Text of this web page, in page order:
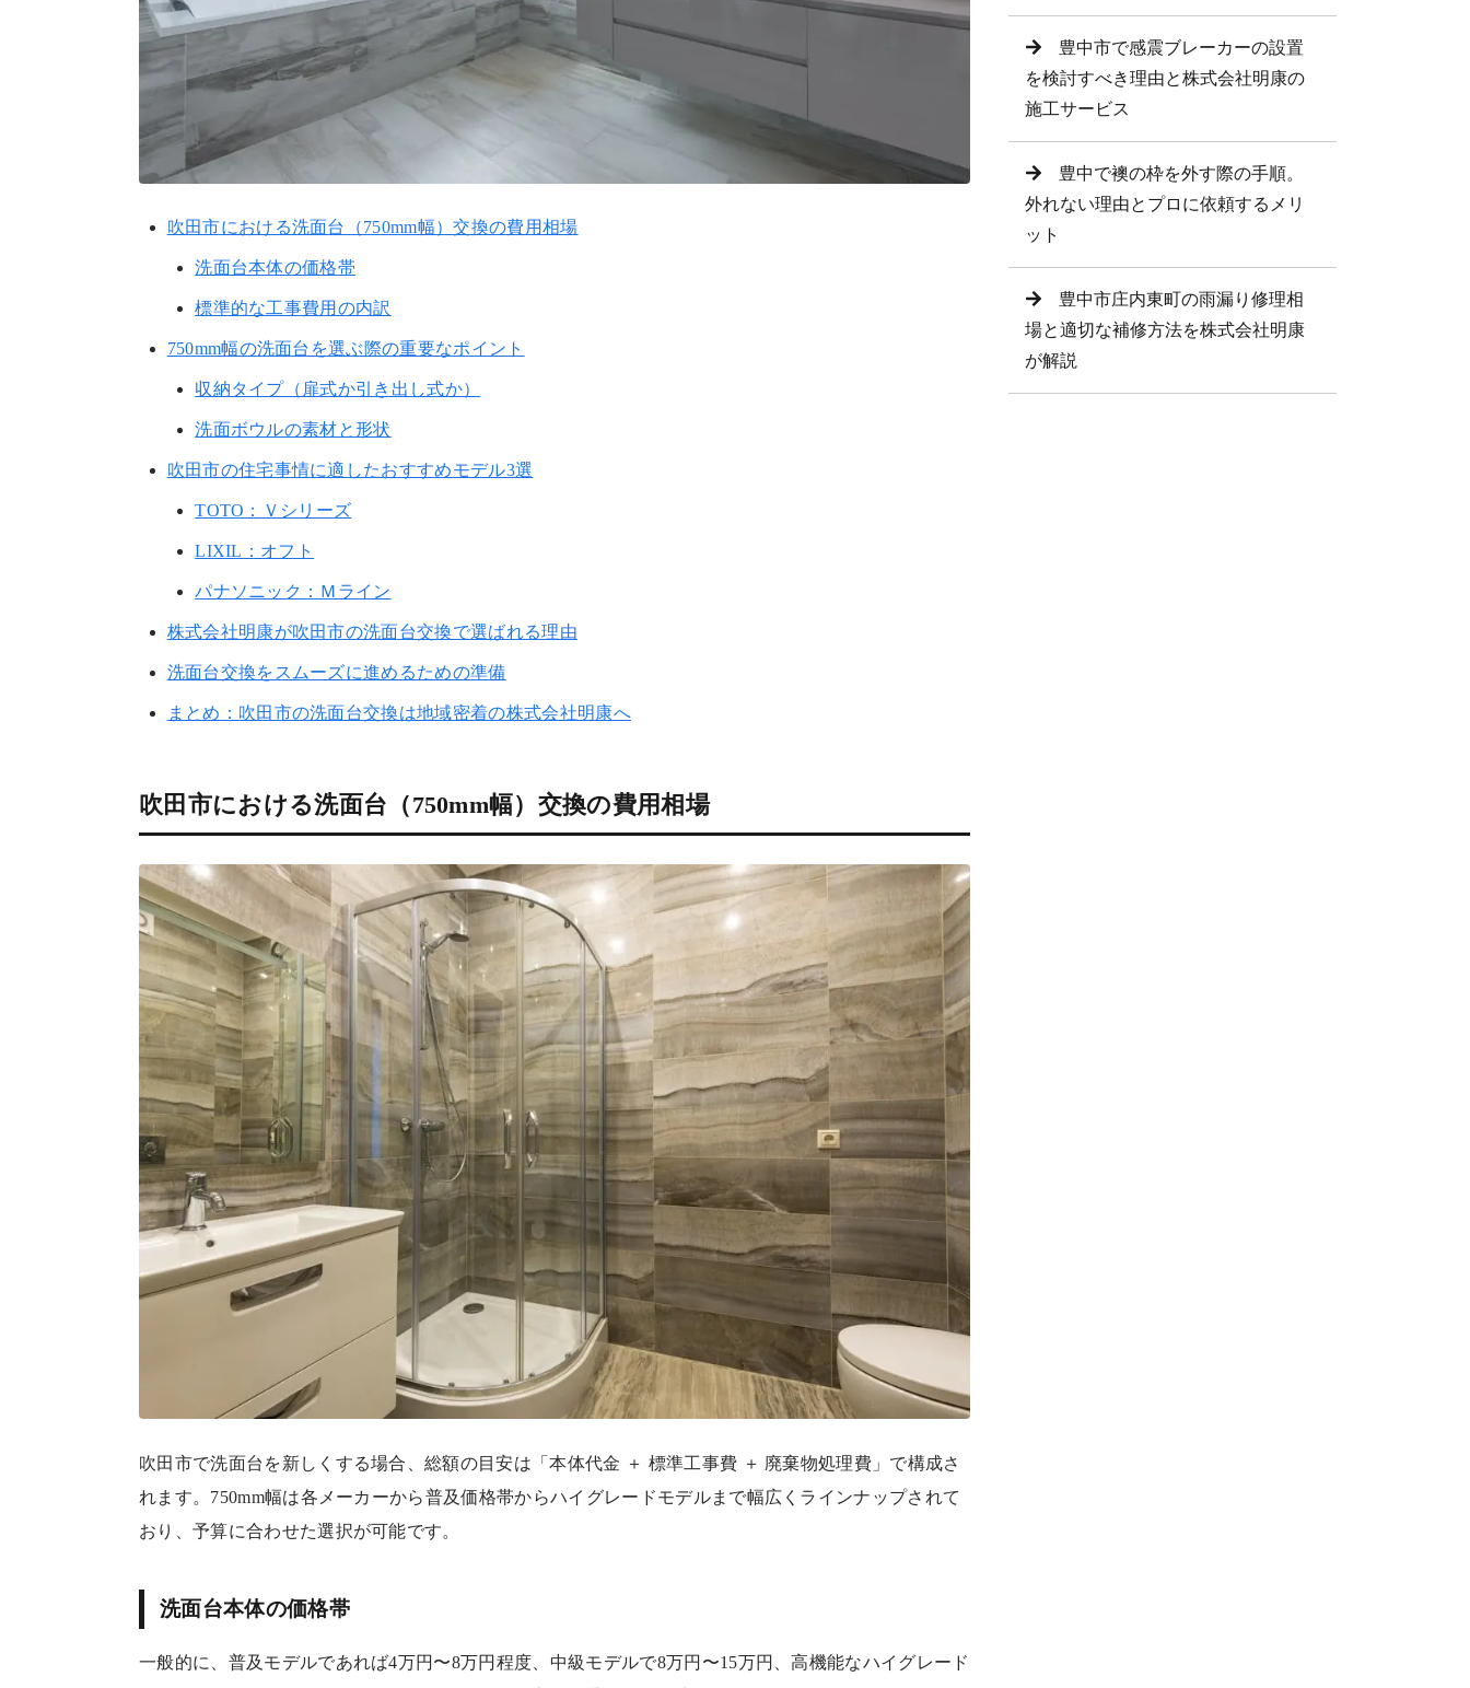
吹田市における洗面台（750mm幅）交換の費用相場
洗面台本体の価格帯
標準的な工事費用の内訳
750mm幅の洗面台を選ぶ際の重要なポイント
収納タイプ（扉式か引き出し式か）
洗面ボウルの素材と形状
吹田市の住宅事情に適したおすすめモデル3選
TOTO：Ｖシリーズ
LIXIL：オフト
パナソニック：Ｍライン
株式会社明康が吹田市の洗面台交換で選ばれる理由
洗面台交換をスムーズに進めるための準備
まとめ：吹田市の洗面台交換は地域密着の株式会社明康へ
吹田市における洗面台（750mm幅）交換の費用相場
吹田市で洗面台を新しくする場合、総額の目安は「本体代金 ＋ 標準工事費 ＋ 廃棄物処理費」で構成さ
れます。750mm幅は各メーカーから普及価格帯からハイグレードモデルまで幅広くラインナップされて
おり、予算に合わせた選択が可能です。
洗面台本体の価格帯
一般的に、普及モデルであれば4万円〜8万円程度、中級モデルで8万円〜15万円、高機能なハイグレード
豊中市で感震ブレーカーの設置
を検討すべき理由と株式会社明康の
施工サービス
豊中で襖の枠を外す際の手順。
外れない理由とプロに依頼するメリ
ット
豊中市庄内東町の雨漏り修理相
場と適切な補修方法を株式会社明康
が解説